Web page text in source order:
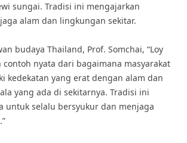
sungai. Tradisi ini mengajarkan
alam dan lingkungan sekitar.
budaya Thailand, Prof. Somchai, “Loy
contoh nyata dari bagaimana masyarakat
kedekatan yang erat dengan alam dan
yang ada di sekitarnya. Tradisi ini
untuk selalu bersyukur dan menjaga